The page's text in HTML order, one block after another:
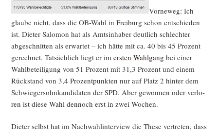
Vor­ne­weg: Ich
glau­be nicht, dass die OB-Wahl in Frei­burg schon ent­schie­den
ist. Die­ter Salo­mon hat als Amts­in­ha­ber deut­lich schlech­ter
abge­schnit­ten als erwar­tet – ich hät­te mit ca. 40 bis 45 Pro­zent
gerech­net. Tat­säch­lich liegt er im ers­ten Wahl­gang bei einer
Wahl­be­tei­li­gung von 51 Pro­zent mit 31,3 Pro­zent und einem
Rück­stand von 3,4 Pro­zent­punk­ten nur auf Platz 2 hin­ter dem
Schwie­ger­sohn­kan­di­da­ten der SPD. Aber gewon­nen oder ver­lo­
ren ist die­se Wahl den­noch erst in zwei Wochen.
Die­ter selbst hat im Nach­wahl­in­ter­view die The­se ver­tre­ten, dass